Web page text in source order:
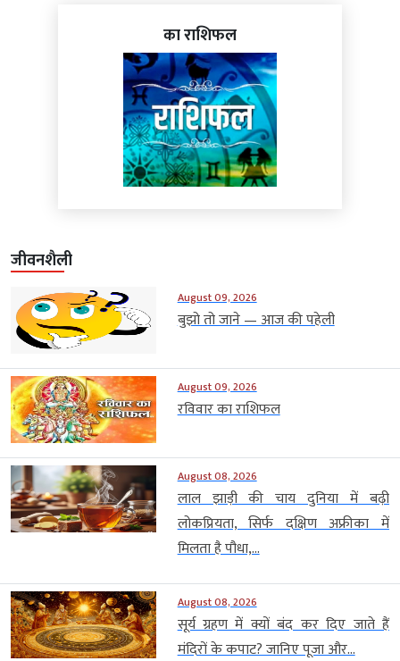
का राशिफल
जीवनशैली
August 09, 2026
बुझो तो जाने — आज की पहेली
August 09, 2026
रविवार का राशिफल
August 08, 2026
लाल झाड़ी की चाय दुनिया में बढ़ी
लोकप्रियता, सिर्फ दक्षिण अफ्रीका में
मिलता है पौधा,...
August 08, 2026
सूर्य ग्रहण में क्यों बंद कर दिए जाते हैं
मंदिरों के कपाट? जानिए पूजा और...